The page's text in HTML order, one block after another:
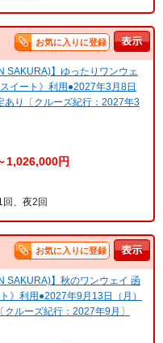
お気に入りに登録
SAKURA)】ゆったりワンウェ
イート》利用●2027年3月8日
あり〔クルーズ紀行：2027年3
1,026,000円
、夜2回
お気に入りに登録
SAKURA)】秋のワンウェイ 函
》利用●2027年9月13日（月）
ルーズ紀行：2027年9月〕